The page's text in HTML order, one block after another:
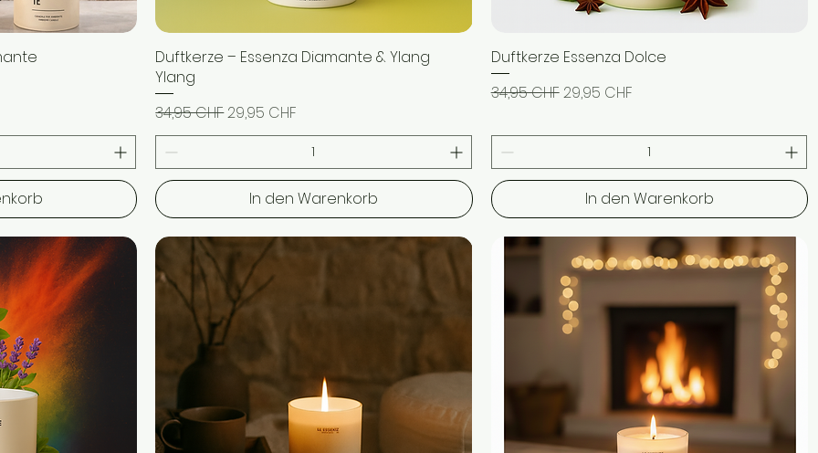
Schnellansicht
Duftkerze – Essenza Diamante & Ylang
Ylang
Standardpreis
34,95 CHFSale-Preis
29,95 CHF
In den Warenkorb
Schnellansicht
Duftkerze Essenza Dolce
Standardpreis
34,95 CHFSale-Preis
29,95 CHF
In den Warenkorb